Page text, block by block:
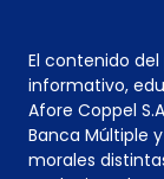
El contenido
informativo,
Afore Coppel
Banca Múltiple
morales